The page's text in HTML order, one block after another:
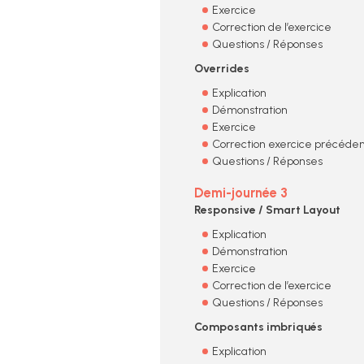
Exercice
Correction de l’exercice
Questions / Réponses
Overrides
Explication
Démonstration
Exercice
Correction exercice
Questions / Réponses
Demi-journée 3
Responsive / Smart Layout
Explication
Démonstration
Exercice
Correction de l’exercice
Questions / Réponses
Composants imbriqués
Explication